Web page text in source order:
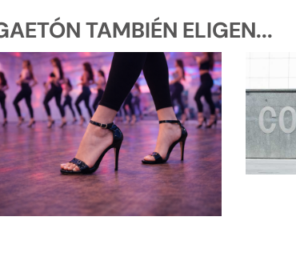
TAMBIÉN ELIGEN...